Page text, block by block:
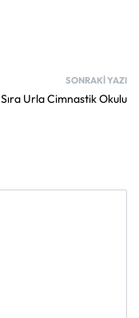
SONRAKI YAZI
Sıra Urla Cimnastik Okulu